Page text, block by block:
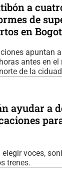
a
de
en
apuntan
antes en el
de la
ayudar a
voces,
trenes.